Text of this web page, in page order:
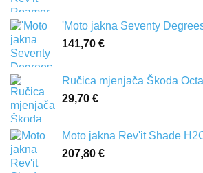
'Moto jakna Seventy
141,70 €
Ručica mjenjača Škoda
29,70 €
Moto jakna Rev'it Shade
207,80 €